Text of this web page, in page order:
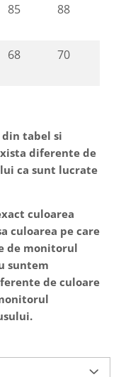
85 88
68 70
tabel si
diferente de
ca sunt lucrate
culoarea
culoarea pe care
de monitorul
suntem
de culoare